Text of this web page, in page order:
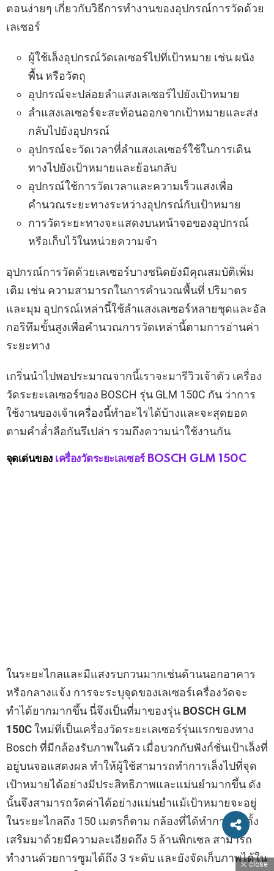
ตอนง่ายๆ เกี่ยวกับวิธีการทำงานของอุปกรณ์การวัดด้วย
เลเซอร์
ผู้ใช้เล็งอุปกรณ์วัดเลเซอร์ไปที่เป้าหมาย เช่น ผนัง
พื้น หรือวัตถุ
อุปกรณ์จะปล่อยลำแสงเลเซอร์ไปยังเป้าหมาย
ลำแสงเลเซอร์จะสะท้อนออกจากเป้าหมายและส่ง
กลับไปยังอุปกรณ์
อุปกรณ์จะวัดเวลาที่ลำแสงเลเซอร์ใช้ในการเดิน
ทางไปยังเป้าหมายและย้อนกลับ
อุปกรณ์ใช้การวัดเวลาและความเร็วแสงเพื่อ
คำนวณระยะทางระหว่างอุปกรณ์กับเป้าหมาย
การวัดระยะทางจะแสดงบนหน้าจอของอุปกรณ์
หรือเก็บไว้ในหน่วยความจำ
อุปกรณ์การวัดด้วยเลเซอร์บางชนิดยังมีคุณสมบัติเพิ่ม
เติม เช่น ความสามารถในการคำนวณพื้นที่ ปริมาตร
และมุม อุปกรณ์เหล่านี้ใช้ลำแสงเลเซอร์หลายชุดและอัล
กอริทึมขั้นสูงเพื่อคำนวณการวัดเหล่านี้ตามการอ่านค่า
ระยะทาง
เกริ่นนำไปพอประมาณจากนี้เราจะมารีวิวเจ้าตัว เครื่อง
วัดระยะเลเซอร์ของ BOSCH รุ่น GLM 150C กัน ว่าการ
ใช้งานของเจ้าเครื่องนี้ทำอะไรได้บ้างและจะสุดยอด
ตามคำล่ำลือกันรึเปล่า รวมถึงความน่าใช้งานกัน
จุดเด่นของ เครื่องวัดระยะเลเซอร์ BOSCH GLM 150C
ในระยะไกลและมีแสงรบกวนมากเช่นด้านนอกอาคาร
หรือกลางแจ้ง การจะระบุจุดของเลเซอร์เครื่องวัดจะ
ทำได้ยากมากขึ้น นี่จึงเป็นที่มาของรุ่น BOSCH GLM
150Cใหม่ที่เป็นเครื่องวัดระยะเลเซอร์รุ่นแรกของทาง
Bosch ที่มีกล้องรับภาพในตัว เมื่อบวกกับฟังก์ชั่นเป้าเล็งที่
อยู่บนจอแสดงผล ทำให้ผู้ใช้สามารถทำการเล็งไปที่จุด
เป้าหมายได้อย่างมีประสิทธิภาพและแม่นยำมากขึ้น ดัง
นั้นจึงสามารถวัดค่าได้อย่างแม่นยำแม้เป้าหมายจะอยู่
ในระยะไกลถึง 150 เมตรก็ตาม กล้องที่ได้ทำการติดตั้ง
เสริมมาด้วยมีความละเอียดถึง 5 ล้านพิกเซล สามารถ
ทำงานด้วยการซูมได้ถึง 3 ระดับ และยังจัดเก็บภาพได้ใน
close